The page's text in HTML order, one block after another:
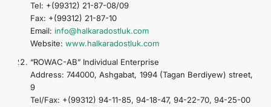
Tel: +(99312) 21-87-08/09
Fax: +(99312) 21-87-10
Email: info@halkaradostluk.com
Website: www.halkaradostluk.com
“ROWAC-AB” Individual Enterprise
Address: 744000, Ashgabat, 1994 (Tagan Berdiyew) street,
9
Tel/Fax: +(99312) 94-11-85, 94-18-47, 94-22-70, 94-25-00